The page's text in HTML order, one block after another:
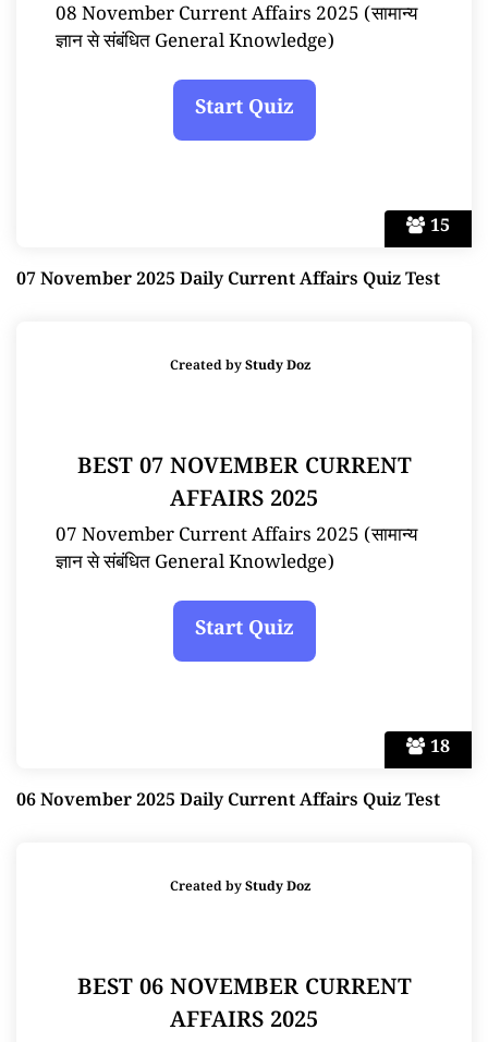
15
08 November Current Affairs 2025 (सामान्य
ज्ञान से संबंधित General Knowledge)
07 November 2025 Daily Current Affairs Quiz Test
18
Created byStudy Doz
BEST 07 NOVEMBER CURRENT
AFFAIRS 2025
07 November Current Affairs 2025 (सामान्य
ज्ञान से संबंधित General Knowledge)
06 November 2025 Daily Current Affairs Quiz Test
Created byStudy Doz
BEST 06 NOVEMBER CURRENT
AFFAIRS 2025